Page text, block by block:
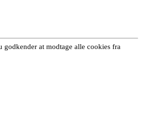
at modtage alle cookies fra